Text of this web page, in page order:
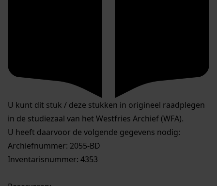
U kunt dit stuk / deze stukken in origineel raadplegen
in de studiezaal van het Westfries Archief (WFA).
U heeft daarvoor de volgende gegevens nodig:
Archiefnummer: 2055-BD
Inventarisnummer: 4353